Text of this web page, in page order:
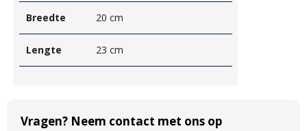
Breedte 20 cm
Lengte 23 cm
Vragen? Neem contact met ons op